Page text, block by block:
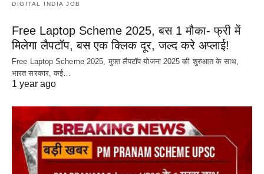
DIGITAL INDIA JOB
Free Laptop Scheme 2025, बस 1 मौका- फ्री में
मिलेगा लैपटॉप, बस एक क्लिक दूर, जल्द करे अप्लाई!
Free Laptop Scheme 2025, मुफ़्त लैपटॉप योजना 2025 की शुरुआत के साथ,
भारत सरकार, कई…
1 year ago